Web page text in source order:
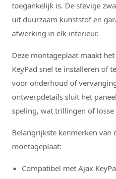
toegankelijk is. De stevige
uit duurzaam kunststof en
afwerking in elk interieur.
Deze montageplaat maakt
KeyPad snel te installeren of
voor onderhoud of
ontwerpdetails sluit het
speling, wat trillingen of
Belangrijkste kenmerken van
montageplaat:
Compatibel met Ajax